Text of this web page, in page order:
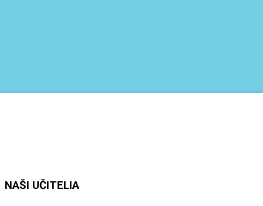
NAŠI UČITELIA